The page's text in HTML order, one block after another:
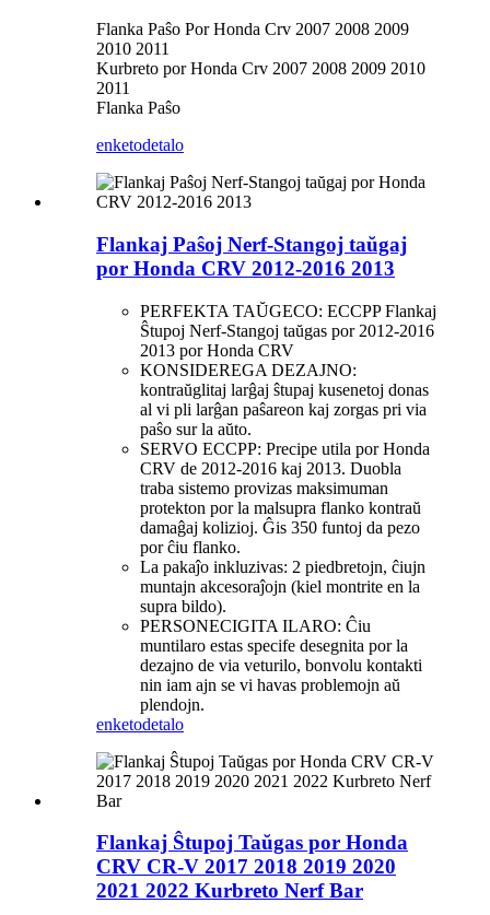
Flanka Paŝo Por Honda Crv 2007 2008 2009
2010 2011
Kurbreto por Honda Crv 2007 2008 2009 2010
2011
Flanka Paŝo
enketodetalo
Flankaj Paŝoj Nerf-Stangoj taŭgaj
por Honda CRV 2012-2016 2013
PERFEKTA TAŬGECO: ECCPP Flankaj
Ŝtupoj Nerf-Stangoj taŭgas por 2012-2016
2013 por Honda CRV
KONSIDEREGA DEZAJNO:
kontraŭglitaj larĝaj ŝtupaj kusenetoj donas
al vi pli larĝan paŝareon kaj zorgas pri via
paŝo sur la aŭto.
SERVO ECCPP: Precipe utila por Honda
CRV de 2012-2016 kaj 2013. Duobla
traba sistemo provizas maksimuman
protekton por la malsupra flanko kontraŭ
damaĝaj kolizioj. Ĝis 350 funtoj da pezo
por ĉiu flanko.
La pakaĵo inkluzivas: 2 piedbretojn, ĉiujn
muntajn akcesoraĵojn (kiel montrite en la
supra bildo).
PERSONECIGITA ILARO: Ĉiu
muntilaro estas specife desegnita por la
dezajno de via veturilo, bonvolu kontakti
nin iam ajn se vi havas problemojn aŭ
plendojn.
enketodetalo
Flankaj Ŝtupoj Taŭgas por Honda
CRV CR-V 2017 2018 2019 2020
2021 2022 Kurbreto Nerf Bar